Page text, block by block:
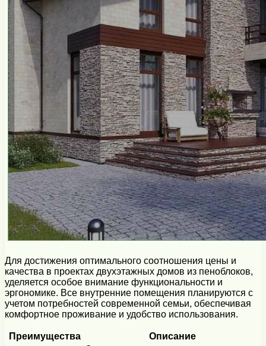
Для достижения оптимального соотношения цены и
качества в проектах двухэтажных домов из пеноблоков,
уделяется особое внимание функциональности и
эргономике. Все внутренние помещения планируются с
учетом потребностей современной семьи, обеспечивая
комфортное проживание и удобство использования.
Преимущества
Описание